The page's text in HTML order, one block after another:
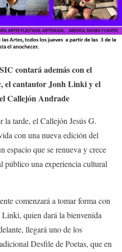
contará además con el
el cantautor Jonh Linki y el
Callejón Andrade
la tarde, el Callejón Jesús G.
con una nueva edición del
espacio que se renueva y crece
público una experiencia cultural
comenzará a tomar forma con
quien dará la bienvenida
llegará uno de los
Desfile de Poetas, que en